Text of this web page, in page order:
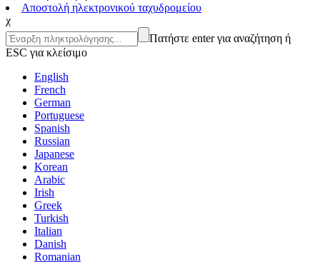
Αποστολή ηλεκτρονικού ταχυδρομείου
χ
Πατήστε enter για αναζήτηση ή
ESC για κλείσιμο
English
French
German
Portuguese
Spanish
Russian
Japanese
Korean
Arabic
Irish
Greek
Turkish
Italian
Danish
Romanian